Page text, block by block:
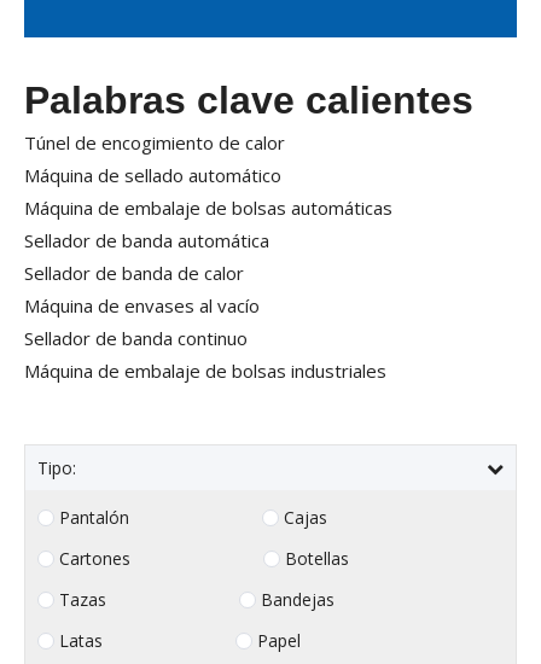
Palabras clave calientes
Túnel de encogimiento de calor
Máquina de sellado automático
Máquina de embalaje de bolsas automáticas
Sellador de banda automática
Sellador de banda de calor
Máquina de envases al vacío
Sellador de banda continuo
Máquina de embalaje de bolsas industriales
Tipo:
Pantalón
Cajas
Cartones
Botellas
Tazas
Bandejas
Latas
Papel